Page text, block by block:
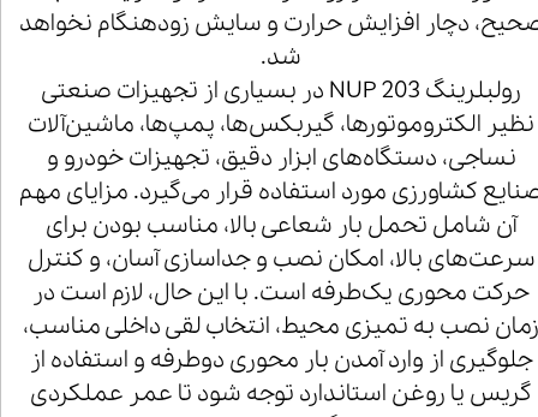
دچار افزایش حرارت و سایش زودهنگام نخواهد
شد.
رولبلرینگ NUP 203 در بسیاری از تجهیزات صنعتی
نظیر الکتروموتورها، گیربکس‌ها، پمپ‌ها، ماشین‌آلات
نساجی، دستگاه‌های ابزار دقیق، تجهیزات خودرو و
کشاورزی مورد استفاده قرار می‌گیرد. مزایای مهم
آن شامل تحمل بار شعاعی بالا، مناسب بودن برای
سرعت‌های بالا، امکان نصب و جداسازی آسان، و کنترل
حرکت محوری یک‌طرفه است. با این حال، لازم است در
زمان نصب به تمیزی محیط، انتخاب لقی داخلی مناسب،
جلوگیری از وارد آمدن بار محوری دوطرفه و استفاده از
گریس یا روغن استاندارد توجه شود تا عمر عملکردی